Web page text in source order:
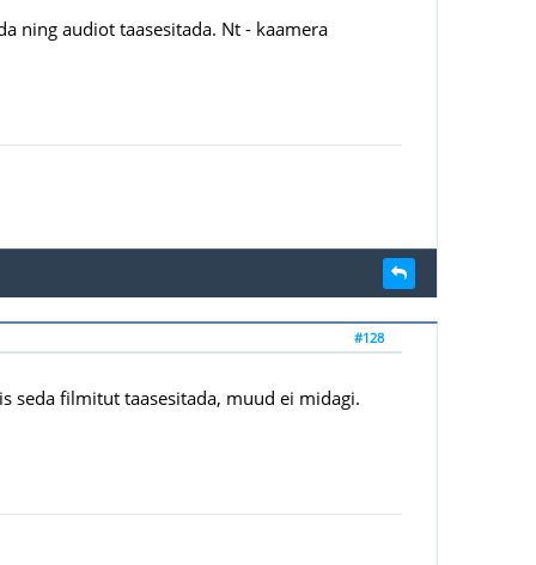
ning audiot taasesitada. Nt - kaamera
#128
seda filmitut taasesitada, muud ei midagi.